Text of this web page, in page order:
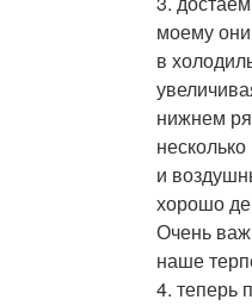
моему
в
нижнем
и
хорошо
Очень
наше
4. теперь